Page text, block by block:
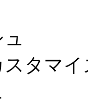
スタマイ